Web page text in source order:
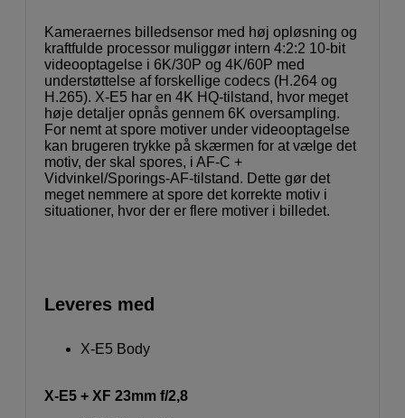
Kameraernes billedsensor med høj opløsning og
kraftfulde processor muliggør intern 4:2:2 10-bit
videooptagelse i 6K/30P og 4K/60P med
understøttelse af forskellige codecs (H.264 og
H.265). X-E5 har en 4K HQ-tilstand, hvor meget
høje detaljer opnås gennem 6K oversampling.
For nemt at spore motiver under videooptagelse
kan brugeren trykke på skærmen for at vælge det
motiv, der skal spores, i AF-C +
Vidvinkel/Sporings-AF-tilstand. Dette gør det
meget nemmere at spore det korrekte motiv i
situationer, hvor der er flere motiver i billedet.
Leveres med
X-E5 Body
X-E5 + XF 23mm f/2,8